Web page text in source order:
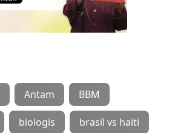
Antam BBM
biologis brasil vs haiti